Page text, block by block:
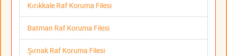
Kırıkkale Raf Koruma Filesi
Batman Raf Koruma Filesi
Şırnak Raf Koruma Filesi